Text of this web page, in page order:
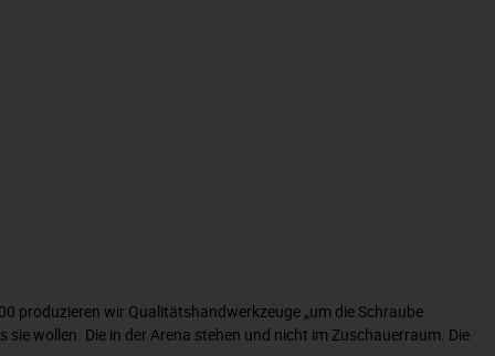
produzieren wir Qualitätshandwerkzeuge „um die Schraube
wollen. Die in der Arena stehen und nicht im Zuschauerraum. Die